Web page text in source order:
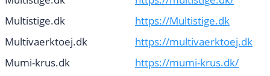
Multistige.dk
https://Multistige.dk
Multivaerktoej.dk
https://multivaerktoej.dk
Mumi-krus.dk
https://mumi-krus.dk/